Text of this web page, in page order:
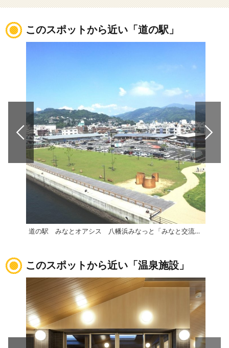
このスポットから近い「道の駅」
道の駅 みなとオアシス 八幡浜みなっと「みなと交流館」
このスポットから近い「温泉施設」